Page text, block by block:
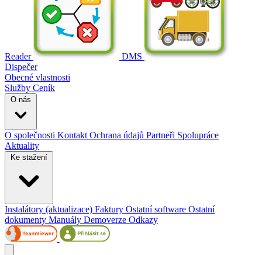
Reader
DMS
Dispečer
Obecné vlastnosti
Služby Ceník
O nás
O společnosti Kontakt Ochrana údajů Partneři Spolupráce
Aktuality
Ke stažení
Instalátory (aktualizace) Faktury Ostatní software Ostatní
dokumenty Manuály Demoverze Odkazy